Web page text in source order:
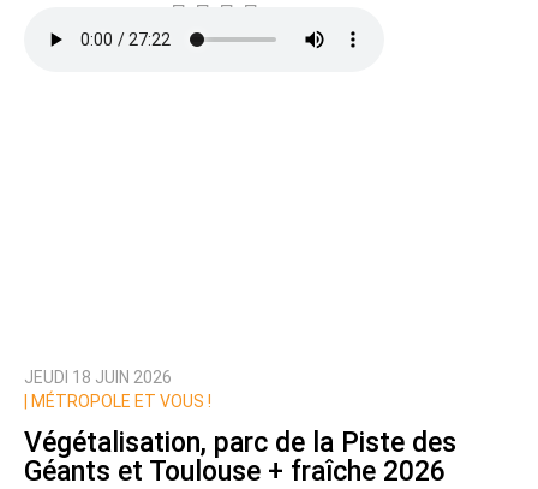
JEUDI 18 JUIN 2026
MÉTROPOLE ET VOUS !
Végétalisation, parc de la Piste des
Géants et Toulouse + fraîche 2026